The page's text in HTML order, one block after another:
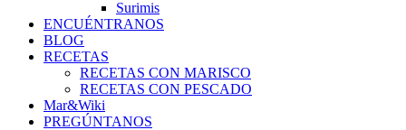
Surimis
ENCUÉNTRANOS
BLOG
RECETAS
RECETAS CON MARISCO
RECETAS CON PESCADO
Mar&Wiki
PREGÚNTANOS